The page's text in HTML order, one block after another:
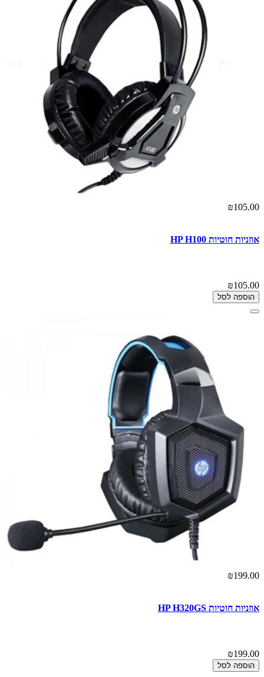
₪105.00
אוזניות ‏חוטיות HP H100
₪105.00
הוספה לסל
₪199.00
אוזניות ‏חוטיות HP H320GS
₪199.00
הוספה לסל